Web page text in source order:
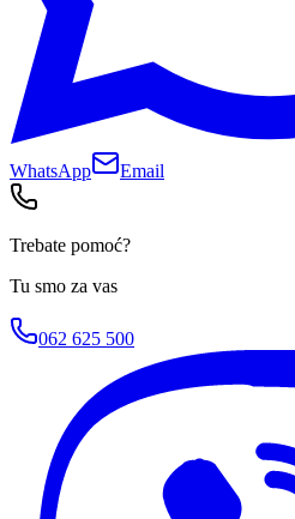
WhatsApp Email
Trebate pomoć?
Tu smo za vas
062 625 500